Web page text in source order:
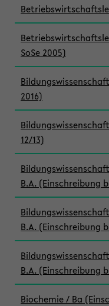
SoSe 2005)
2016)
12/13)
B.A. (Einschreibung
B.A. (Einschreibung
B.A. (Einschreibung
Biochemie / Ba